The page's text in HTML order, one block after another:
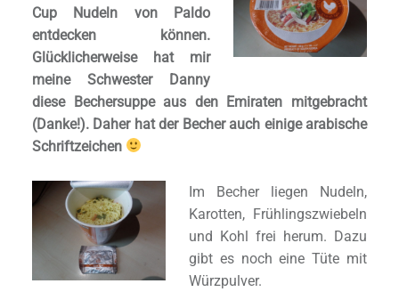
Cup Nudeln von Paldo
entdecken können.
Glücklicherweise hat mir
meine Schwester Danny
diese Bechersuppe aus den Emiraten mitgebracht
(Danke!). Daher hat der Becher auch einige arabische
Schriftzeichen
Im Becher liegen Nudeln,
Karotten, Frühlingszwiebeln
und Kohl frei herum. Dazu
gibt es noch eine Tüte mit
Würzpulver.